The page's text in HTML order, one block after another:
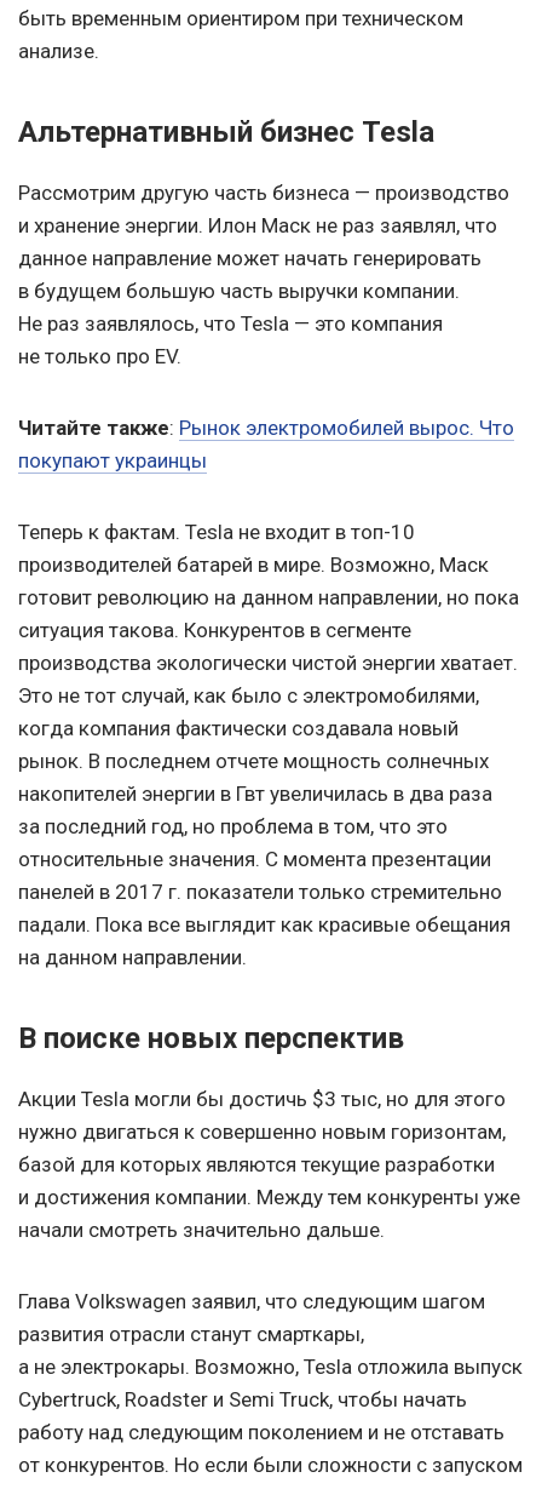
быть временным ориентиром при техническом
анализе.
Альтернативный бизнес Tesla
Рассмотрим другую часть бизнеса — производство
и хранение энергии. Илон Маск не раз заявлял, что
данное направление может начать генерировать
в будущем большую часть выручки компании.
Не раз заявлялось, что Tesla — это компания
не только про EV.
Читайте также: Рынок электромобилей вырос. Что
покупают украинцы
Теперь к фактам. Tesla не входит в топ-10
производителей батарей в мире. Возможно, Маск
готовит революцию на данном направлении, но пока
ситуация такова. Конкурентов в сегменте
производства экологически чистой энергии хватает.
Это не тот случай, как было с электромобилями,
когда компания фактически создавала новый
рынок. В последнем отчете мощность солнечных
накопителей энергии в Гвт увеличилась в два раза
за последний год, но проблема в том, что это
относительные значения. С момента презентации
панелей в 2017 г. показатели только стремительно
падали. Пока все выглядит как красивые обещания
на данном направлении.
В поиске новых перспектив
Акции Tesla могли бы достичь $3 тыс, но для этого
нужно двигаться к совершенно новым горизонтам,
базой для которых являются текущие разработки
и достижения компании. Между тем конкуренты уже
начали смотреть значительно дальше.
Глава Volkswagen заявил, что следующим шагом
развития отрасли станут смарткары,
а не электрокары. Возможно, Tesla отложила выпуск
Cybertruck, Roadster и Semi Truck, чтобы начать
работу над следующим поколением и не отставать
от конкурентов. Но если были сложности с запуском